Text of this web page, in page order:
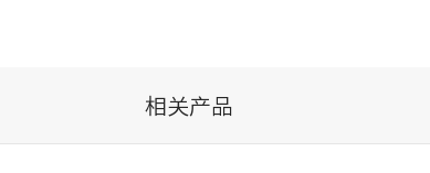
相关产品